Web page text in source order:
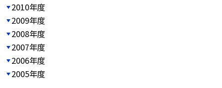
2010年度
2009年度
2008年度
2007年度
2006年度
2005年度